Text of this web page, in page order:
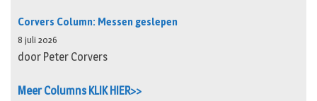
Corvers Column: Messen geslepen
8 juli 2026
door Peter Corvers
Meer Columns KLIK HIER>>